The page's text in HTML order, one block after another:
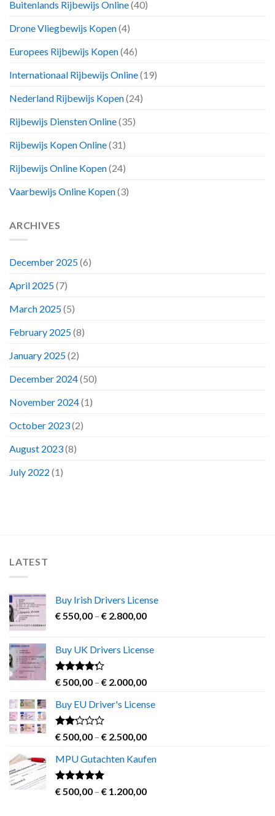
Buitenlands Rijbewijs Online(40)
Drone Vliegbewijs Kopen(4)
Europees Rijbewijs Kopen(46)
Internationaal Rijbewijs Online(19)
Nederland Rijbewijs Kopen(24)
Rijbewijs Diensten Online(35)
Rijbewijs Kopen Online(31)
Rijbewijs Online Kopen(24)
Vaarbewijs Online Kopen(3)
ARCHIVES
December 2025(6)
April 2025(7)
March 2025(5)
February 2025(8)
January 2025(2)
December 2024(50)
November 2024(1)
October 2023(2)
August 2023(8)
July 2022 (1)
LATEST
Buy Irish Drivers License
€ 550,00 – € 2.800,00Price
through
Buy UK Drivers License
Rated
out
of 5
€ 500,00 – € 2.000,00Price
€ 500,00
€ 2.000,00
Buy EU Driver's License
Rated
out
of 5
€ 500,00 – € 2.500,00Price
€ 500,00
€ 2.500,00
MPU Gutachten Kaufen
Rated5.00
out of 5
€ 500,00 – € 1.200,00Price